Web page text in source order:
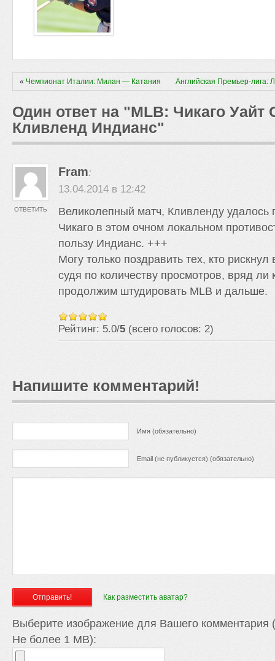
« Чемпионат Италии: Милан — Катания Английская Премьер-лига:
Один ответ на "MLB: Чикаго Уайт
Кливленд Индианс"
Fram:
13.04.2014 в 12:42
Великолепный матч, Кливленду удалось
Чикаго в этом очном локальном
пользу Индианс. +++
Могу только поздравить тех, кто
судя по количеству просмотров, вряд ли
продолжим штудировать MLB и дальше.
Рейтинг: 5.0/5 (всего голосов: 2)
ОТВЕТИТЬ
Напишите комментарий!
Имя (обязательно)
Email (не публикуется) (обязательно)
Как разместить аватар?
Выберите изображение для Вашего комментария
Не более 1 MB):